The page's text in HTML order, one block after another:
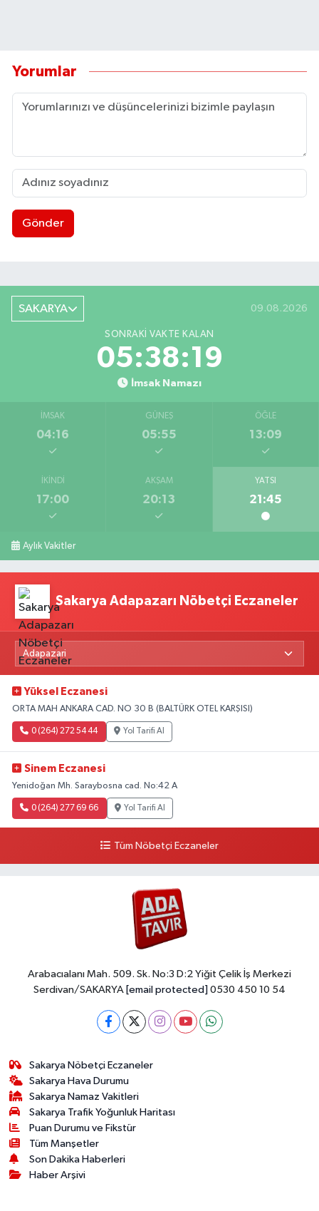
Yorumlar
Gönder
SAKARYA 09.08.2026
SONRAKI VAKTE KALAN
05:38:18
İmsak Namazı
İMSAK
04:16
GÜNEŞ
05:55
ÖĞLE
13:09
İKINDI
17:00
AKŞAM
20:13
YATSI
21:45
Aylık Vakitler
Sakarya Adapazarı Nöbetçi Eczaneler
Yüksel Eczanesi
ORTA MAH ANKARA CAD. NO 30 B (BALTÜRK OTEL KARŞISI)
0 (264) 272 54 44 Yol Tarifi Al
Sinem Eczanesi
Yenidoğan Mh. Saraybosna cad. No:42 A
0 (264) 277 69 66 Yol Tarifi Al
Tüm Nöbetçi Eczaneler
Arabacıalanı Mah. 509. Sk. No:3 D:2 Yiğit Çelik İş Merkezi
Serdivan/SAKARYA [email protected] 0530 450 10 54
Sakarya Nöbetçi Eczaneler
Sakarya Hava Durumu
Sakarya Namaz Vakitleri
Sakarya Trafik Yoğunluk Haritası
Puan Durumu ve Fikstür
Tüm Manşetler
Son Dakika Haberleri
Haber Arşivi